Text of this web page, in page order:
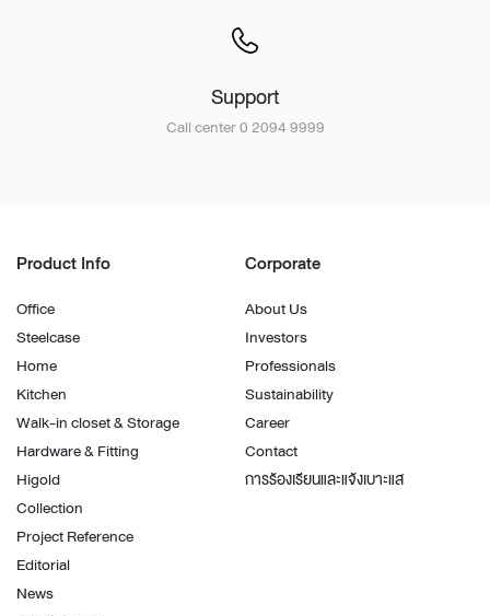
Support
Call center 0 2094 9999
Product Info
Office
Steelcase
Home
Kitchen
Walk-in closet & Storage
Hardware & Fitting
Higold
Collection
Project Reference
Editorial
News
Corporate
About Us
Investors
Professionals
Sustainability
Career
Contact
การร้องเรียนและแจ้งเบาะแส